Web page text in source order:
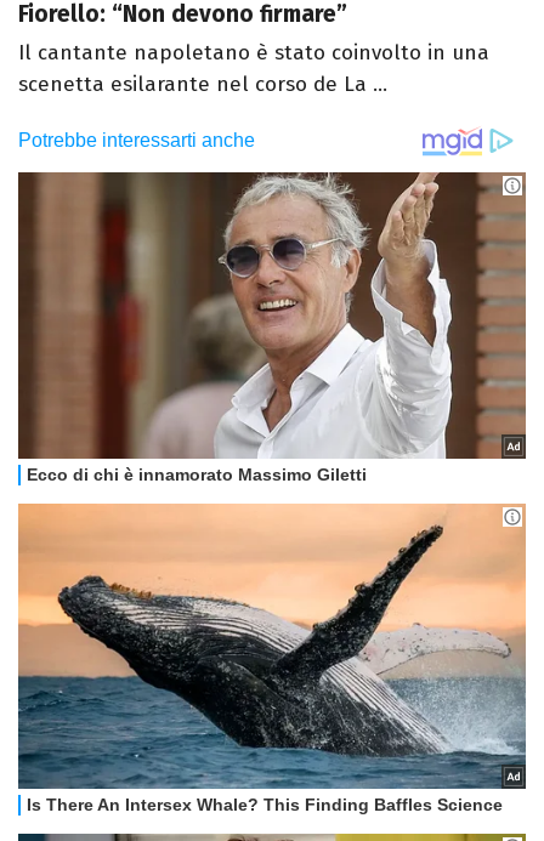
Fiorello: “Non devono firmare”
Il cantante napoletano è stato coinvolto in una
scenetta esilarante nel corso de La ...